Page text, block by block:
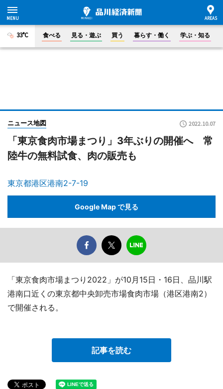
33°C 食べる 見る・遊ぶ 買う 暮らす・働く 学ぶ・知る
ニュース地図 2022.10.07
「東京食肉市場まつり」3年ぶりの開催へ 常
陸牛の無料試食、肉の販売も
東京都港区港南2-7-19
Google Map で見る
「東京食肉市場まつり2022」が10月15日・16日、品川駅
港南口近くの東京都中央卸売市場食肉市場（港区港南2）
で開催される。
記事を読む